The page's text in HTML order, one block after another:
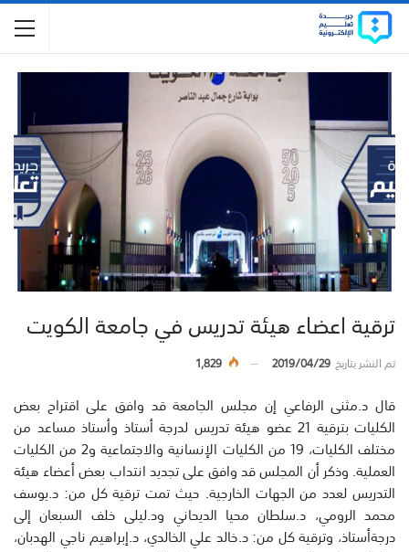
ترقية اعضاء هيئة تدريس في جامعة الكويت
تم النشر بتاريخ2019/04/29
1,829
قال د.مثنى الرفاعي إن مجلس الجامعة قد وافق على اقتراح بعض
الكليات بترقية 21 عضو هيئة تدريس لدرجة أستاذ وأستاذ مساعد من
مختلف الكليات، 19 من الكليات الإنسانية والاجتماعية و2 من الكليات
العملية. وذكر أن المجلس قد وافق على تجديد انتداب بعض أعضاء هيئة
التدريس لعدد من الجهات الخارجية. حيث تمت ترقية كل من: د.يوسف
محمد الرومي، د.سلطان محيا الديحاني ود.ليلى خلف السبعان إلى
درجةأستاذ، وترقية كل من: د.خالد علي الخالدي، د.إبراهيم ناجي الهدبان،